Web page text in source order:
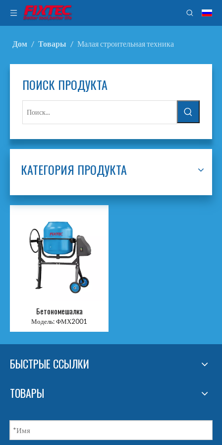
Дом / Товары / Малая строительная техника
ПОИСК ПРОДУКТА
КАТЕГОРИЯ ПРОДУКТА
Бетономешалка
Модель:ФМХ2001
БЫСТРЫЕ ССЫЛКИ
ТОВАРЫ